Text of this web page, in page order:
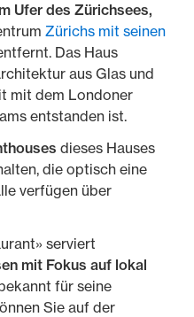
Ufer des Zürichsees,
Zürichs mit seinen
Das Haus
aus Glas und
mit dem Londoner
entstanden ist.
dieses Hauses
die optisch eine
verfügen über
serviert
mit Fokus auf lokal
für seine
Sie auf der